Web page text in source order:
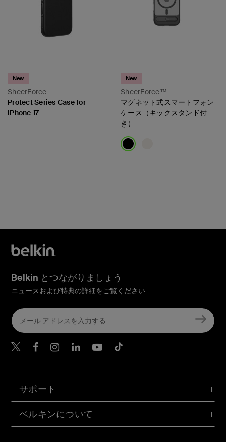
SheerForce
New
Protect Series Case for
iPhone 17
SheerForce™
New
マグネット式スマートフォン
ケース（キックスタンド付
き）
サポート
ベルキンについて
Belkin とつながりましょう
ニュースおよび特典の詳細をご覧ください
Belkin Twitter
Belkin Facebook
Belkin Instagram
Belkin LinkedIn
Belkin Youtube
Belkin TikTok